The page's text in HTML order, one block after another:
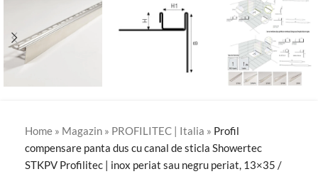
Home » Magazin » PROFILITEC | Italia » Profil
compensare panta dus cu canal de sticla Showertec
STKPV Profilitec | inox periat sau negru periat, 13×35 /